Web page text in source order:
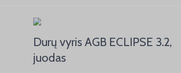
Durų vyris AGB ECLIPSE 3.2,
juodas